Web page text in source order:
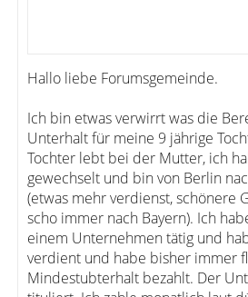
Hallo liebe Forumsgemeinde.
Ich bin etwas verwirrt was die
Unterhalt für meine 9 jährige
Tochter lebt bei der Mutter, ich
gewechselt und bin von Berlin
(etwas mehr verdienst, schönere
scho immer nach Bayern). Ich
einem Unternehmen tätig und
verdient und habe bisher immer
Mindestubterhalt bezahlt. Der